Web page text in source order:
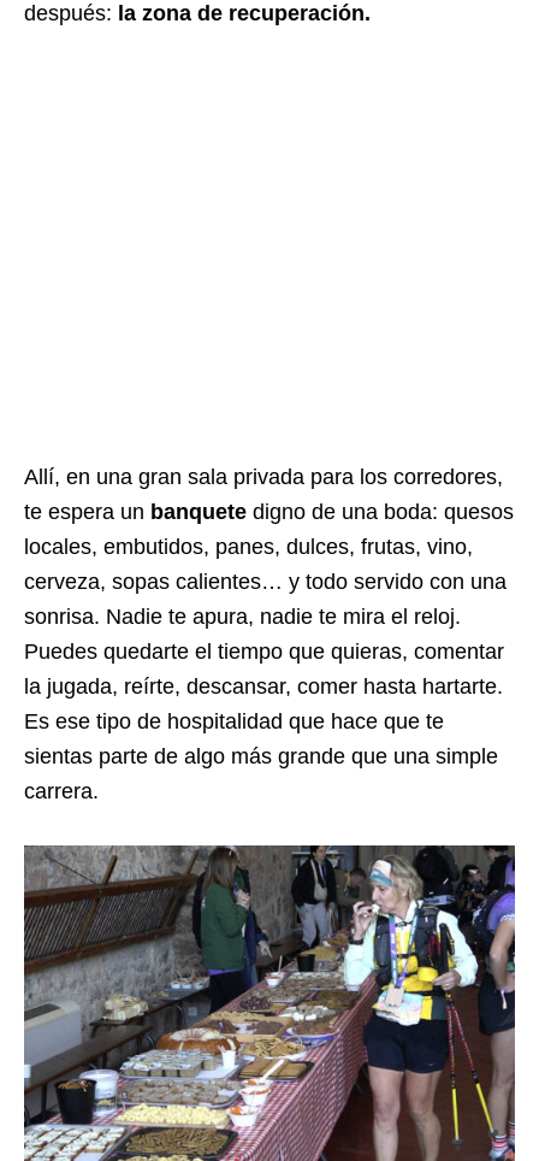
después: la zona de recuperación.
Allí, en una gran sala privada para los corredores,
te espera un banquete digno de una boda: quesos
locales, embutidos, panes, dulces, frutas, vino,
cerveza, sopas calientes… y todo servido con una
sonrisa. Nadie te apura, nadie te mira el reloj.
Puedes quedarte el tiempo que quieras, comentar
la jugada, reírte, descansar, comer hasta hartarte.
Es ese tipo de hospitalidad que hace que te
sientas parte de algo más grande que una simple
carrera.